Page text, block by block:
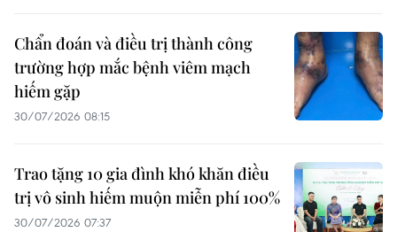
Chẩn đoán và điều trị thành công
trường hợp mắc bệnh viêm mạch
hiếm gặp
30/07/2026 08:15
Trao tặng 10 gia đình khó khăn điều
trị vô sinh hiếm muộn miễn phí 100%
30/07/2026 07:37